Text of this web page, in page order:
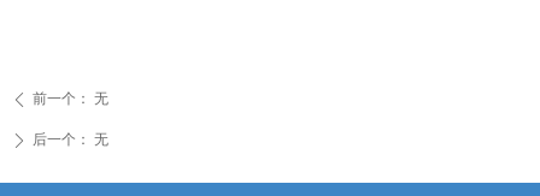
ꄴ 前一个： 无
ꄲ 后一个： 无